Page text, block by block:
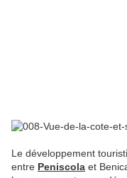
Le développement
entre Peniscola et